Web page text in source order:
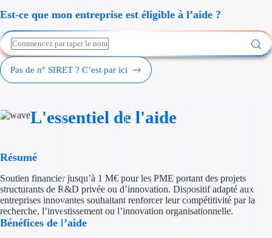
Création
Cession
Subventions
Concours
Est-ce que mon entreprise est éligible à l’aide ?
Pas de n° SIRET ? C’est par ici
L'essentiel de l'aide
Résumé
Soutien financier jusqu’à 1 M€ pour les PME portant des projets
structurants de R&D privée ou d’innovation. Dispositif adapté aux
entreprises innovantes souhaitant renforcer leur compétitivité par la
recherche, l’investissement ou l’innovation organisationnelle.
Bénéfices de l’aide